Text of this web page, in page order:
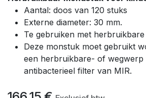
Aantal: doos van 120 stuks
Externe diameter: 30 mm.
Te gebruiken met
Deze monstuk moet gebruikt
een herbruikbare- of
antibacterieel filter van MIR.